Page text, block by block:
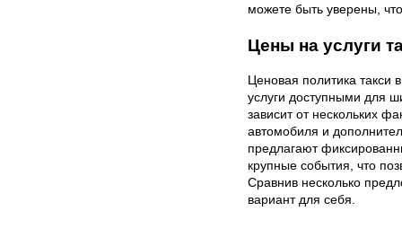
можете быть уверены,
Цены на услуги
Ценовая политика такси
услуги доступными для
зависит от нескольких
автомобиля и
предлагают
крупные события, что
Сравнив несколько
вариант для себя.